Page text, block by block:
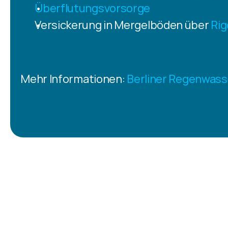
Überflutungsvorsorge
Versickerung in Mergelböden über
Mehr Informationen: Berliner